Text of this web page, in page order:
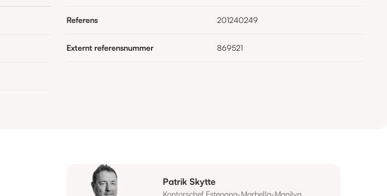
Referens 201240249
Externt referensnummer 869521
Patrik Skytte
Kontorschef Estepona-Marbella-Manilva